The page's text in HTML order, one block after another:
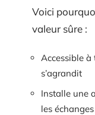
Voici
valeur sûre :
Accessible à
s’agrandit
Installe une
les